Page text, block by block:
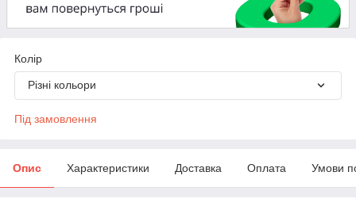
Колір
Різні кольори
Під замовлення
Опис Характеристики Доставка Оплата Умови